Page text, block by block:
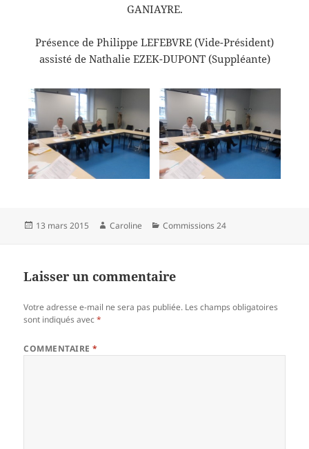
GANIAYRE.
Présence de Philippe LEFEBVRE (Vide-Président)
assisté de Nathalie EZEK-DUPONT (Suppléante)
Publié
13 mars 2015 Auteur
Caroline Catégories
Commissions 24
Laisser un commentaire
Votre adresse e-mail ne sera pas publiée. Les champs obligatoires
sont indiqués avec*
COMMENTAIRE*